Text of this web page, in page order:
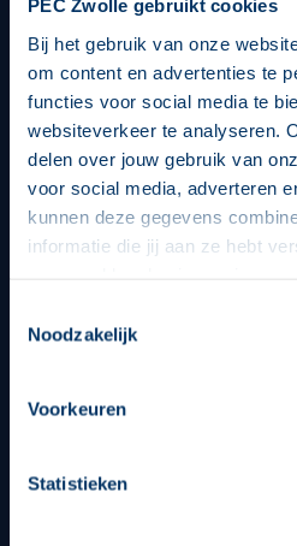
PEC Zwolle gebruikt cookies
Bij het gebruik van onze
om content en advertenties te
functies voor social media te
websiteverkeer te analyseren.
delen over jouw gebruik van
voor social media, adverteren
kunnen deze gegevens
informatie die jij aan ze hebt
op een veilige en integere
beheren op de privacy- en
Noodzakelijk
Voorkeuren
Statistieken